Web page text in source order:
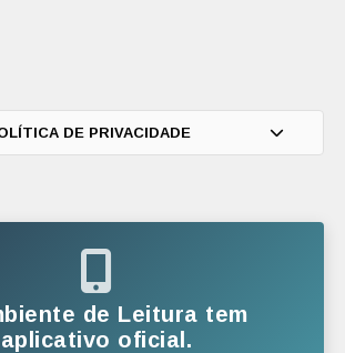
DE PRIVACIDADE
de Leitura tem
aplicativo oficial.